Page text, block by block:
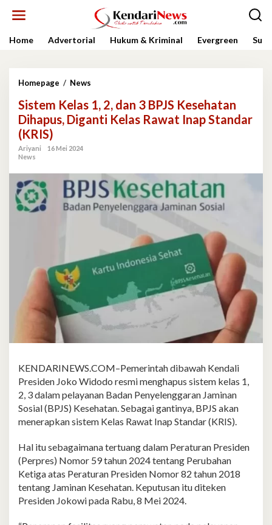
Home
Advertorial Hukum & Kriminal Evergreen
Homepage / News
1,
dan
Diganti
Kelas
Rawat
Inap
Sistem Kelas 1, 2, dan 3 BPJS Kesehatan
Dihapus, Diganti Kelas Rawat Inap Standar
(KRIS)
Ariyani
16 Mei 2024
News
KENDARINEWS.COM–Pemerintah dibawah Kendali
Presiden Joko Widodo resmi menghapus sistem kelas 1,
2, 3 dalam pelayanan Badan Penyelenggaran Jaminan
Sosial (BPJS) Kesehatan. Sebagai gantinya, BPJS akan
menerapkan sistem Kelas Rawat Inap Standar (KRIS).
Hal itu sebagaimana tertuang dalam Peraturan Presiden
(Perpres) Nomor 59 tahun 2024 tentang Perubahan
Ketiga atas Peraturan Presiden Nomor 82 tahun 2018
tentang Jaminan Kesehatan. Keputusan itu diteken
Presiden Jokowi pada Rabu, 8 Mei 2024.